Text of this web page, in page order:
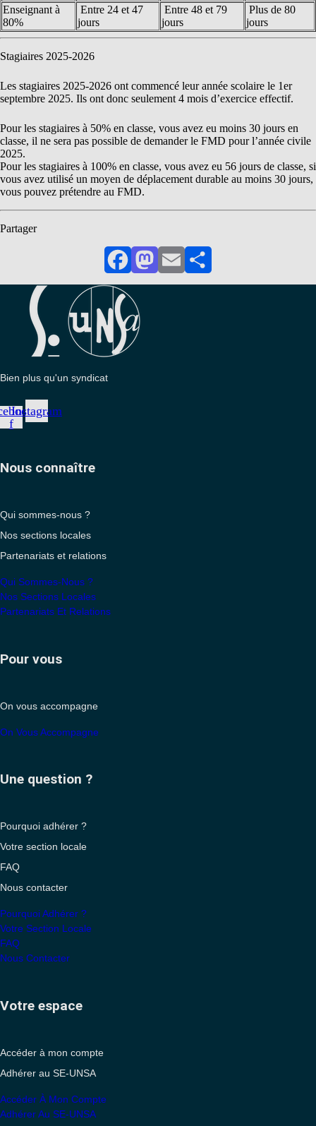
Enseignant à
80%
Entre 24 et 47
jours
Entre 48 et 79
jours
Plus de 80
jours
Stagiaires 2025-2026
Les stagiaires 2025-2026 ont commencé leur année scolaire le 1er
septembre 2025. Ils ont donc seulement 4 mois d’exercice effectif.
Pour les stagiaires à 50% en classe, vous avez eu moins 30 jours en
classe, il ne sera pas possible de demander le FMD pour l’année civile
2025.
Pour les stagiaires à 100% en classe, vous avez eu 56 jours de classe, si
vous avez utilisé un moyen de déplacement durable au moins 30 jours,
vous pouvez prétendre au FMD.
Partager
FacebookMastodon
EmailPartager
Bien plus qu'un syndicat
f
Instagram
Nous connaître
Qui sommes-nous ?
Nos sections locales
Partenariats et relations
Qui Sommes-Nous ?
Nos Sections Locales
Partenariats Et Relations
Pour vous
On vous accompagne
On Vous Accompagne
Une question ?
Pourquoi adhérer ?
Votre section locale
FAQ
Nous contacter
Pourquoi Adhérer ?
Votre Section Locale
FAQ
Nous Contacter
Votre espace
Accéder à mon compte
Adhérer au SE-UNSA
Accéder À Mon Compte
Adhérer Au SE-UNSA